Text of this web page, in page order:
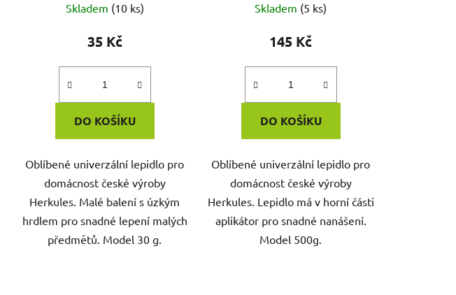
Skladem (10 ks)
35 Kč
DO KOŠÍKU
Oblíbené univerzální lepidlo pro
domácnost české výroby
Herkules. Malé balení s úzkým
hrdlem pro snadné lepení malých
předmětů. Model 30 g.
Skladem (5 ks)
145 Kč
DO KOŠÍKU
Oblíbené univerzální lepidlo pro
domácnost české výroby
Herkules. Lepidlo má v horní části
aplikátor pro snadné nanášení.
Model 500g.